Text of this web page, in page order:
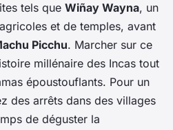
tels que Wiñay Wayna, un
et de temples, avant
Picchu. Marcher sur ce
millénaire des Incas tout
époustouflants. Pour un
des arrêts dans des villages
de déguster la